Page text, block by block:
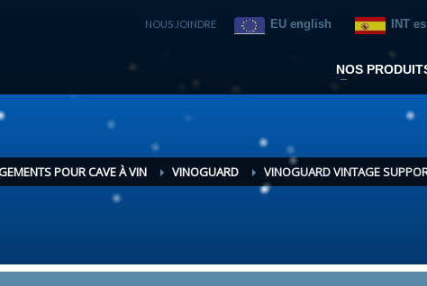
NOUS JOINDRE EU english INT
NOS
POUR CAVE À VIN VINOGUARD VINOGUARD VINTAGE